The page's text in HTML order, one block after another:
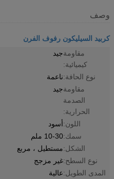
وصف
كربيد السيليكون رفوف الفرن
مقاومة
كيميائية:
جيد
نوع الحافة:ناعمة
مقاومة
الصدمة
الحرارية:
جيد
اللون:أسود
سمك:10-30 ملم
الشكل:مستطيل ، مربع
نوع السطح:غير مزجج
المدى الطويل:عالية